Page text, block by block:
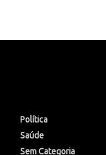
Política
Saúde
Sem Categoria